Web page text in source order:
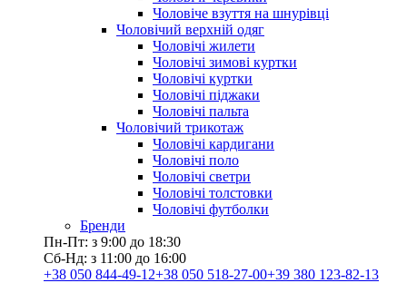
Чоловіче взуття на шнурівці
Чоловічий верхній одяг
Чоловічі жилети
Чоловічі зимові куртки
Чоловічі куртки
Чоловічі піджаки
Чоловічі пальта
Чоловічий трикотаж
Чоловічі кардигани
Чоловічі поло
Чоловічі светри
Чоловічі толстовки
Чоловічі футболки
Бренди
Пн-Пт: з 9:00 до 18:30
Сб-Нд: з 11:00 до 16:00
+38 050 844-49-12+38 050 518-27-00+39 380 123-82-13